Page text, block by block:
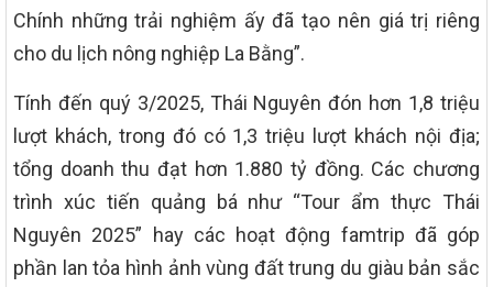
Chính những trải nghiệm ấy đã tạo nên giá trị riêng
cho du lịch nông nghiệp La Bằng”.
Tính đến quý 3/2025, Thái Nguyên đón hơn 1,8 triệu
lượt khách, trong đó có 1,3 triệu lượt khách nội địa;
tổng doanh thu đạt hơn 1.880 tỷ đồng. Các chương
trình xúc tiến quảng bá như “Tour ẩm thực Thái
Nguyên 2025” hay các hoạt động famtrip đã góp
phần lan tỏa hình ảnh vùng đất trung du giàu bản sắc